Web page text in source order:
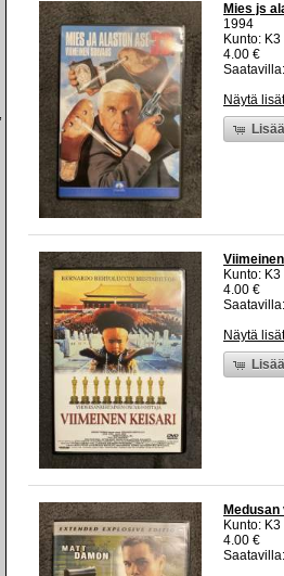
Mies js
1994
Kunto:
4.00 €
Näytä
Kunto:
4.00 €
Näytä
Kunto:
4.00 €